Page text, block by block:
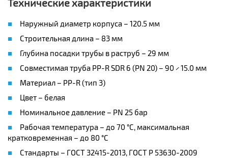
Технические характеристики
Наружный диаметр корпуса – 120.5 мм
Строительная длина – 83 мм
Глубина посадки трубы в раструб – 29 мм
Совместимая труба PP-R SDR 6 (PN 20) – 90 × 15.0 мм
Материал – PP-R (тип 3)
Цвет – белая
Номинальное давление – PN 25 бар
Рабочая температура – до 70 °C, максимальная
кратковременная – до 80 °C
Стандарты – ГОСТ 32415-2013, ГОСТ Р 53630-2009